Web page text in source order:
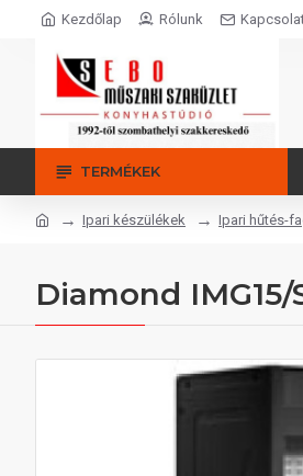
Kezdőlap Rólunk
TERMÉKEK
Ipari készülékek Ipari hűtés-
Diamond